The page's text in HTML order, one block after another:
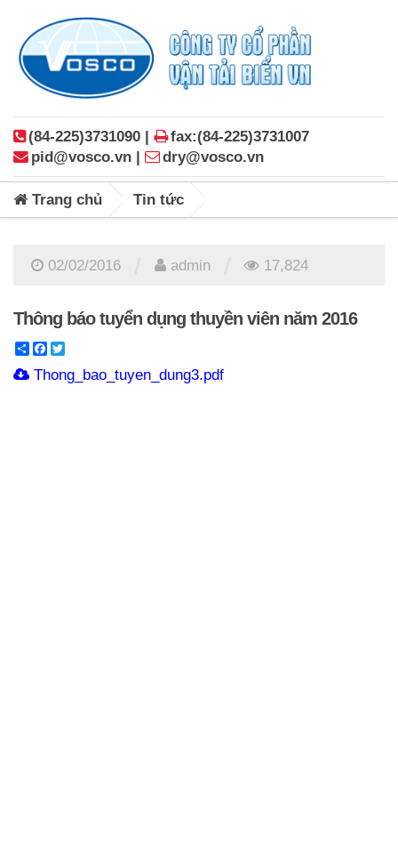
(84-225)3731090 |
fax:(84-225)3731007
pid@vosco.vn |
dry@vosco.vn
Trang chủ Tin tức
02/02/2016 admin 17,824
Thông báo tuyển dụng thuyền viên năm 2016
ShareFacebook
Thong_bao_tuyen_dung3.pdf